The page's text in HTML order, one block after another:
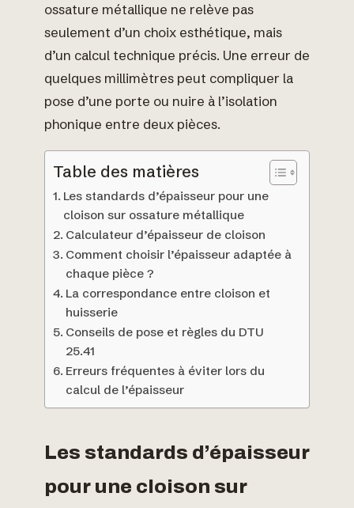
ossature métallique ne relève pas
seulement d’un choix esthétique, mais
d’un calcul technique précis. Une erreur de
quelques millimètres peut compliquer la
pose d’une porte ou nuire à l’isolation
phonique entre deux pièces.
Table des matières
Les standards d’épaisseur pour une
cloison sur ossature métallique
Calculateur d’épaisseur de cloison
Comment choisir l’épaisseur adaptée à
chaque pièce ?
La correspondance entre cloison et
huisserie
Conseils de pose et règles du DTU
25.41
Erreurs fréquentes à éviter lors du
calcul de l’épaisseur
Les standards d’épaisseur
pour une cloison sur